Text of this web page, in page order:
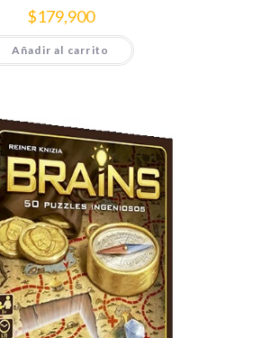
$179,900
Añadir al carrito